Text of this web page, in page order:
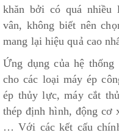
khăn bởi có quá nhiều
vân, không biết nên
mang lại hiệu quả cao
Ứng dụng của hệ
cho các loại máy ép
ép thủy lực, máy cắt
thép định hình, động cơ
… Với các kết cấu